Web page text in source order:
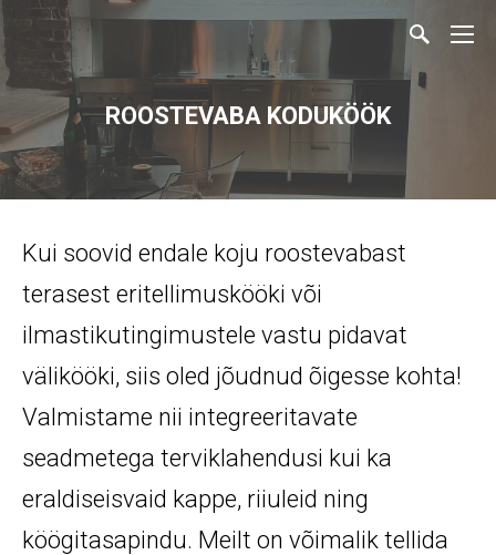
ROOSTEVABA KODUKÖÖK
Kui soovid endale koju roostevabast
terasest eritellimuskööki või
ilmastikutingimustele vastu pidavat
välikööki, siis oled jõudnud õigesse kohta!
Valmistame nii integreeritavate
seadmetega terviklahendusi kui ka
eraldiseisvaid kappe, riiuleid ning
köögitasapindu. Meilt on võimalik tellida